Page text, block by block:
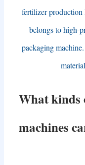
fertilizer production
belongs to high-
packaging machine
What kinds
machines